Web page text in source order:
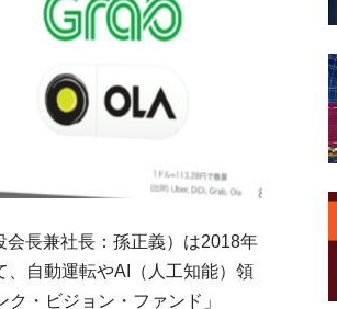
長兼社長：孫正義）は2018年
自動運転やAI（人工知能）領
・ビジョン・ファンド」